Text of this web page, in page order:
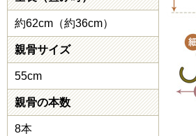
約62cm（約36cm）
親骨サイズ
55cm
親骨の本数
8本